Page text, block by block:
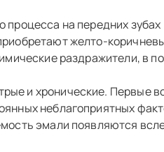
процесса на передних
желто-
раздражители, в
и хронические. Первые
неблагоприятных
эмали появляются